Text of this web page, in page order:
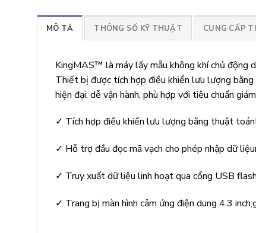
MÔ TẢ THÔNG SỐ KỸ THUẬT CUNG CẤP
KingMAS™ là máy lấy mẫu không khí chủ động
Thiết bị được tích hợp điều khiển lưu lượng
hiện đại, dễ vận hành, phù hợp với tiêu chuẩn
✓ Tích hợp điều khiển lưu lượng bằng thuật
✓ Hỗ trợ đầu đọc mã vạch cho phép nhập dữ
✓ Truy xuất dữ liệu linh hoạt qua cổng USB
✓ Trang bị màn hình cảm ứng điện dung 4.3